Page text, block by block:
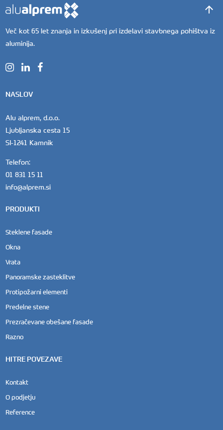
Več kot 65 let znanja in izkušenj pri izdelavi stavbnega pohištva iz
aluminija.
NASLOV
Alu alprem, d.o.o.
Ljubljanska cesta 15
SI-1241 Kamnik
Telefon:
01 831 15 11
info@alprem.si
PRODUKTI
Steklene fasade
Okna
Vrata
Panoramske zasteklitve
Protipožarni elementi
Predelne stene
Prezračevane obešane fasade
Razno
HITRE POVEZAVE
Kontakt
O podjetju
Reference